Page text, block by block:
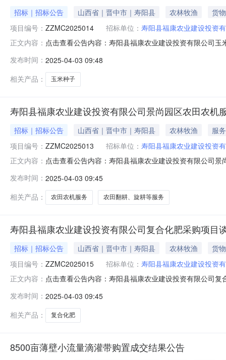
招标｜招标公告 山西省｜晋中市｜寿阳县 农林牧渔
货物
项目编号： ZZMC2025014 招标单位： 寿阳县福康农业建设投资
正文内容： 点击查看公告内容：寿阳县福康农业建设投资有限公司
11时00分（北京时间）前提交响应文件，提交地点晋中
投资有限公司玉
发布时间： 2025-04-03 09:48
相关产品：
玉米种子
寿阳县福康农业建设投资有限公司景尚园区农田农机
招标｜招标公告 山西省｜晋中市｜寿阳县 农林牧渔
服务
项目编号： ZZMC2025013 招标单位： 寿阳县福康农业建设投资
正文内容： 点击查看公告内容：寿阳县福康农业建设投资有限公司
文件，并于2025年04月14日09时30分（北京时间）前
名称：寿阳县福
发布时间： 2025-04-03 09:45
相关产品：
农田农机服务 农田翻耕、旋耕等服务
寿阳县福康农业建设投资有限公司复合化肥采购项目
招标｜招标公告 山西省｜晋中市｜寿阳县 农林牧渔
货物
项目编号： ZZMC2025015 招标单位： 寿阳县福康农业建设投资
正文内容： 点击查看公告内容：寿阳县福康农业建设投资有限公司
14时30分（北京时间）前提交响应文件，提交地点晋中
投资有限公司复
发布时间： 2025-04-03 09:45
相关产品：
复合化肥
8500亩薄壁小流量滴灌带购置成交结果公告